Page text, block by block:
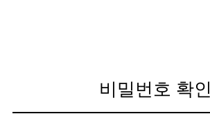
비밀번호 확인